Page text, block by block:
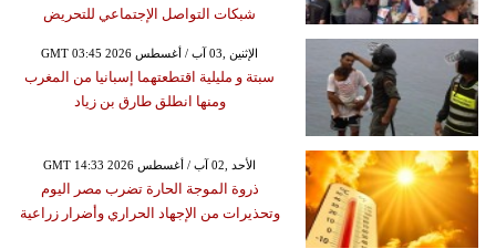
شبكات التواصل الإجتماعي للتحريض
GMT 03:45 2026 الإثنين ,03 آب / أغسطس
سبتة و مليلية اقتطعتهما إسبانيا من المغرب
ومنها انطلق طارق بن زياد
GMT 14:33 2026 الأحد ,02 آب / أغسطس
ذروة الموجة الحارة تضرب مصر اليوم
وتحذيرات من الإجهاد الحراري وأضرار زراعية